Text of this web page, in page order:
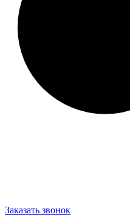
Заказать звонок